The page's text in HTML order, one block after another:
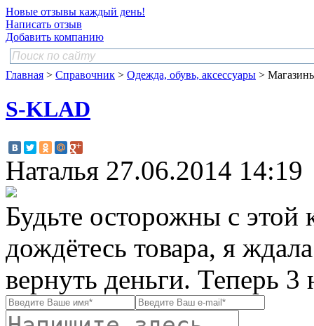
Новые отзывы каждый день!
Написать отзыв
Добавить компанию
Главная > Справочник > Одежда, обувь, аксессуары >
S-KLAD
Наталья 27.06.2014 14:19
Будьте осторожны с этой
дождётесь товара, я
вернуть деньги. Теперь 3